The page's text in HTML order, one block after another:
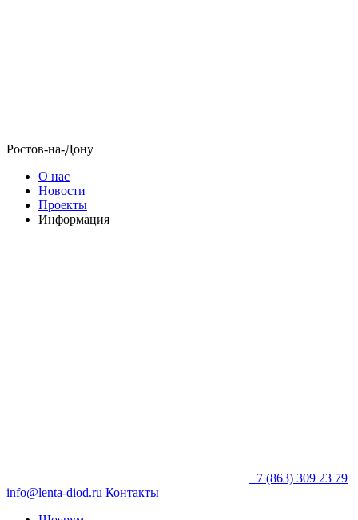
Ростов-на-Дону
О нас
Новости
Проекты
Информация
+7 (863) 309 23 79
info@lenta-diod.ru Контакты